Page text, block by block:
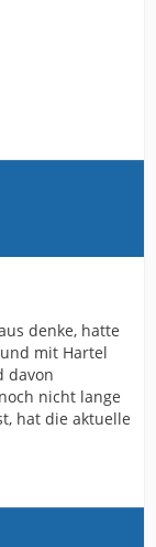
denke, hatte
mit Hartel
davon
nicht lange
hat die aktuelle